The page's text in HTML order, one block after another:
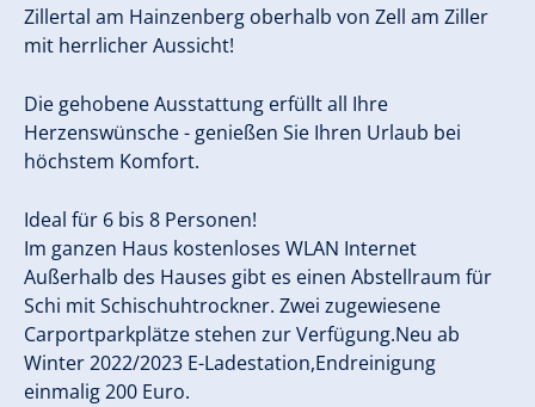
Zillertal am Hainzenberg oberhalb von Zell am Ziller
mit herrlicher Aussicht!
Die gehobene Ausstattung erfüllt all Ihre
Herzenswünsche - genießen Sie Ihren Urlaub bei
höchstem Komfort.
Ideal für 6 bis 8 Personen!
Im ganzen Haus kostenloses WLAN Internet
Außerhalb des Hauses gibt es einen Abstellraum für
Schi mit Schischuhtrockner. Zwei zugewiesene
Carportparkplätze stehen zur Verfügung.Neu ab
Winter 2022/2023 E-Ladestation,Endreinigung
einmalig 200 Euro.